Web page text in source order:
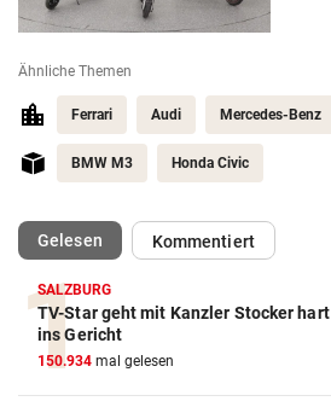
Ähnliche Themen
Ferrari Audi Mercedes-Benz
BMW M3 Honda Civic
Gelesen(ausgewählt)Kommentiert
SALZBURG
TV-Star geht mit Kanzler Stocker hart
ins Gericht
150.934 mal gelesen
Autobatterie Vergleich
ZUM VERGLEICH